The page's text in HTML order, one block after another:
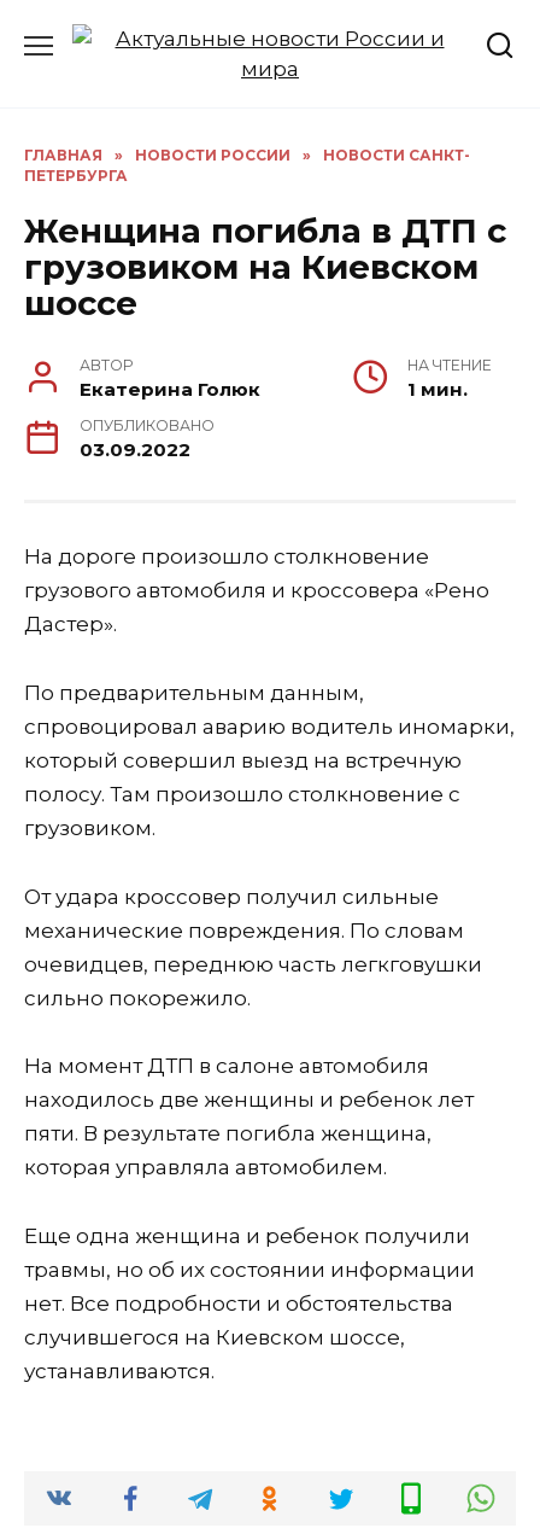
ГЛАВНАЯ » НОВОСТИ РОССИИ »
НОВОСТИ САНКТ-
ПЕТЕРБУРГА
Женщина погибла в ДТП с
грузовиком на Киевском
шоссе
АВТОР
Екатерина Голюк
НА ЧТЕНИЕ
1 мин.
ОПУБЛИКОВАНО
03.09.2022
На дороге произошло столкновение
грузового автомобиля и кроссовера «Рено
Дастер».
По предварительным данным,
спровоцировал аварию водитель иномарки,
который совершил выезд на встречную
полосу. Там произошло столкновение с
грузовиком.
От удара кроссовер получил сильные
механические повреждения. По словам
очевидцев, переднюю часть легкговушки
сильно покорежило.
На момент ДТП в салоне автомобиля
находилось две женщины и ребенок лет
пяти. В результате погибла женщина,
которая управляла автомобилем.
Еще одна женщина и ребенок получили
травмы, но об их состоянии информации
нет. Все подробности и обстоятельства
случившегося на Киевском шоссе,
устанавливаются.